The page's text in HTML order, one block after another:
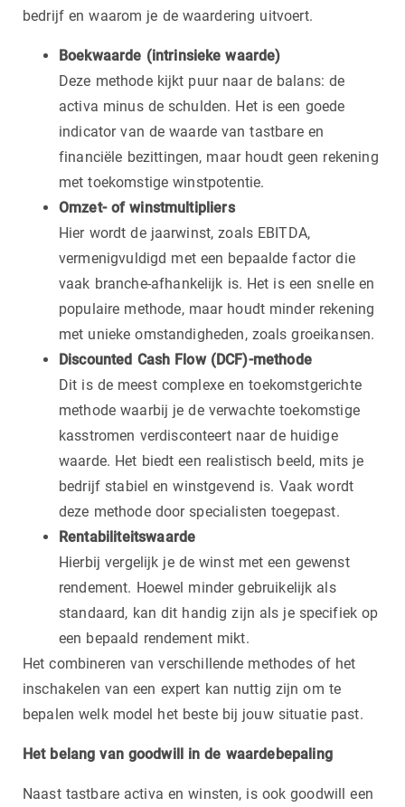
bedrijf en waarom je de waardering uitvoert.
Boekwaarde (intrinsieke waarde)
Deze methode kijkt puur naar de balans: de
activa minus de schulden. Het is een goede
indicator van de waarde van tastbare en
financiële bezittingen, maar houdt geen rekening
met toekomstige winstpotentie.
Omzet- of winstmultipliers
Hier wordt de jaarwinst, zoals EBITDA,
vermenigvuldigd met een bepaalde factor die
vaak branche-afhankelijk is. Het is een snelle en
populaire methode, maar houdt minder rekening
met unieke omstandigheden, zoals groeikansen.
Discounted Cash Flow (DCF)-methode
Dit is de meest complexe en toekomstgerichte
methode waarbij je de verwachte toekomstige
kasstromen verdisconteert naar de huidige
waarde. Het biedt een realistisch beeld, mits je
bedrijf stabiel en winstgevend is. Vaak wordt
deze methode door specialisten toegepast.
Rentabiliteitswaarde
Hierbij vergelijk je de winst met een gewenst
rendement. Hoewel minder gebruikelijk als
standaard, kan dit handig zijn als je specifiek op
een bepaald rendement mikt.
Het combineren van verschillende methodes of het
inschakelen van een expert kan nuttig zijn om te
bepalen welk model het beste bij jouw situatie past.
Het belang van goodwill in de waardebepaling
Naast tastbare activa en winsten, is ook goodwill een